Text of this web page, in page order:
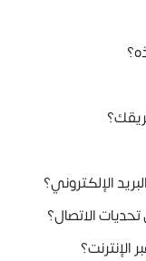
الإلكتروني؟
الاتصال؟